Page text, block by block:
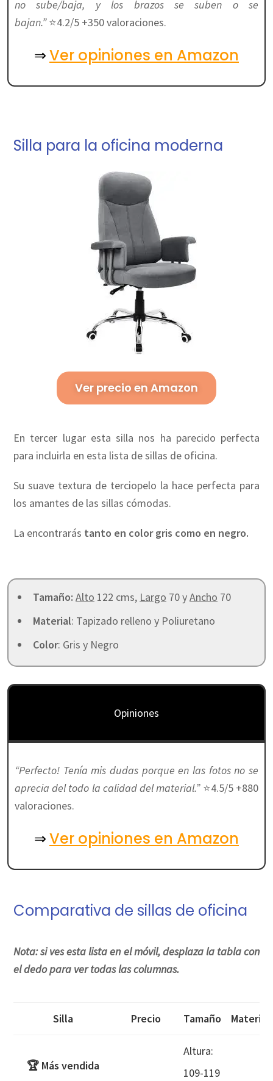
no sube/baja, y los brazos se suben o se
bajan.”⭐4.2/5 +350 valoraciones.
⇒Ver opiniones en Amazon
Silla para la oficina moderna
Ver precio en Amazon
En tercer lugar esta silla nos ha parecido perfecta
para incluirla en esta lista de sillas de oficina.
Su suave textura de terciopelo la hace perfecta para
los amantes de las sillas cómodas.
La encontrarás tanto en color gris como en negro.
Tamaño: Alto 122 cms, Largo 70 yAncho 70
Material: Tapizado relleno y Poliuretano
Color: Gris y Negro
Opiniones
“Perfecto! Tenía mis dudas porque en las fotos no se
aprecia del todo la calidad del material.” ⭐4.5/5 +880
valoraciones.
⇒Ver opiniones en Amazon
Comparativa de sillas de oficina
Nota: si ves esta lista en el móvil, desplaza la tabla con
el dedo para ver todas las columnas.
Silla Precio Tamaño Material
🏆 Más vendida
Altura:
109-119